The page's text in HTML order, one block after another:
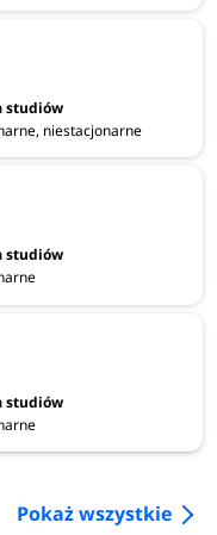
niestacjonarne
Pokaż wszystkie